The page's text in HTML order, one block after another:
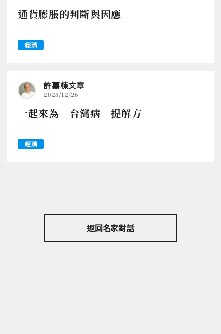
通貨膨脹的判斷與因應
經濟
許嘉棟文章
2025/12/26
一起來為「台灣病」提解方
經濟
返回名家對話